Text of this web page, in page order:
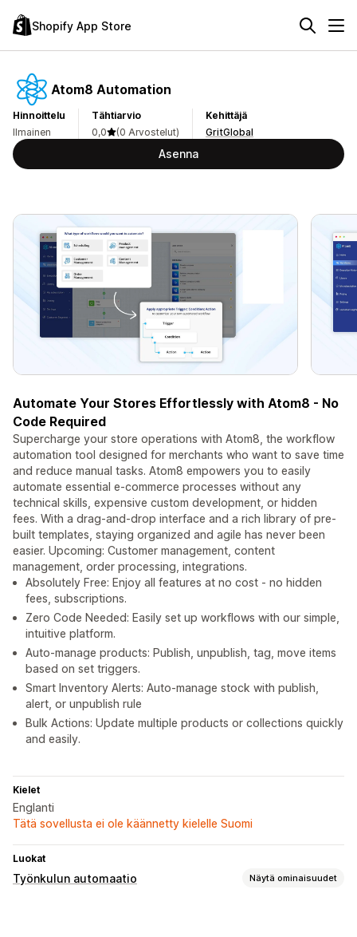
Shopify App Store
Atom8 Automation
Hinnoittelu
Ilmainen
Tähtiarvio
0,0
(0 Arvostelut)
Kehittäjä
GritGlobal
Asenna
Automate Your Stores Effortlessly with Atom8 - No
Code Required
Supercharge your store operations with Atom8, the workflow
automation tool designed for merchants who want to save time
and reduce manual tasks. Atom8 empowers you to easily
automate essential e-commerce processes without any
technical skills, expensive custom development, or hidden
fees. With a drag-and-drop interface and a rich library of pre-
built templates, staying organized and agile has never been
easier. Upcoming: Customer management, content
management, order processing, integrations.
Absolutely Free: Enjoy all features at no cost - no hidden
fees, subscriptions.
Zero Code Needed: Easily set up workflows with our simple,
intuitive platform.
Auto-manage products: Publish, unpublish, tag, move items
based on set triggers.
Smart Inventory Alerts: Auto-manage stock with publish,
alert, or unpublish rule
Bulk Actions: Update multiple products or collections quickly
and easily.
Kielet
Englanti
Tätä sovellusta ei ole käännetty kielelle Suomi
Luokat
Työnkulun automaatio Näytä ominaisuudet